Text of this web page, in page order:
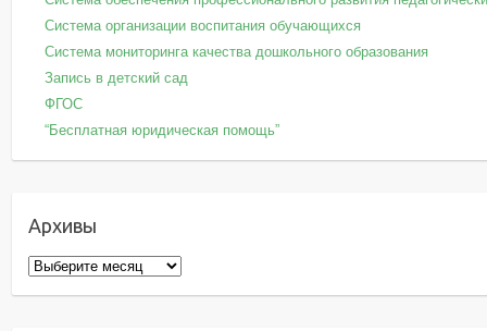
Система организации воспитания обучающихся
Система мониторинга качества дошкольного образования
Запись в детский сад
ФГОС
“Бесплатная юридическая помощь”
Архивы